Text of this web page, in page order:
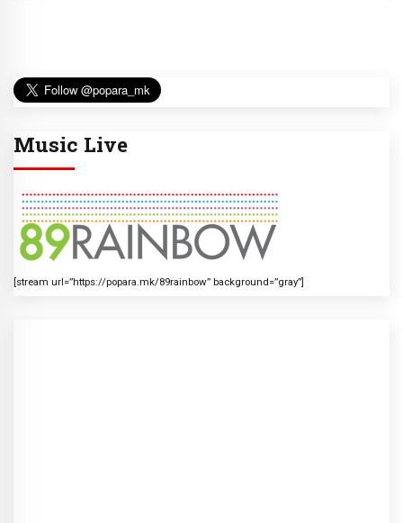
Music Live
[stream url=”https://popara.mk/89rainbow” background=”gray”]